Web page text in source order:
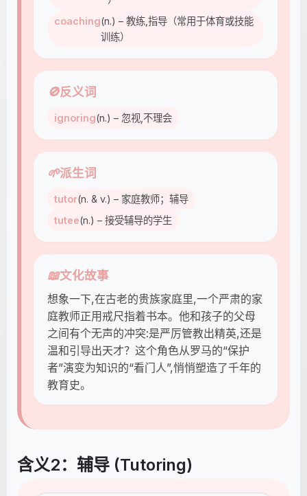
coaching(n.) – 教练,指导（常用于体育或技能
训练）
🚫反义词
ignoring(n.) – 忽视,不理会
🌱派生词
tutor(n. & v.) – 家庭教师；辅导
tutee(n.) – 接受辅导的学生
📖文化故事
想象一下,在古老的贵族家庭里,一个严肃的家
庭教师正用戒尺指着书本。他和孩子的父母
之间有个无声的冲突:是严厉管教出精英,还是
温和引导出天才？这个角色从罗马的“保护
者”演变为知识的“看门人”,悄悄塑造了千年的
教育史。
含义2：辅导 (Tutoring)